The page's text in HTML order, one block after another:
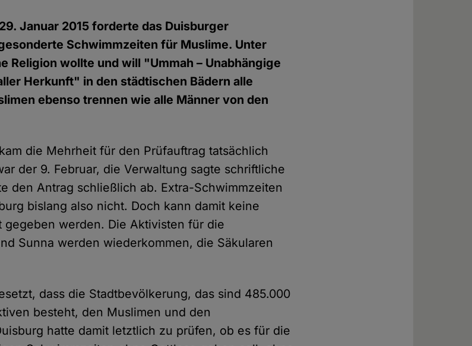
Januar 2015 forderte das Duisburger
Schwimmzeiten für Muslime. Unter
Religion wollte und will "Ummah – Unabhängige
Herkunft" in den städtischen Bädern alle
ebenso trennen wie alle Männer von den
die Mehrheit für den Prüfauftrag tatsächlich
der 9. Februar, die Verwaltung sagte schriftliche
den Antrag schließlich ab. Extra-Schwimmzeiten
bislang also nicht. Doch kann damit keine
gegeben werden. Die Aktivisten für die
Sunna werden wiederkommen, die Säkularen
dass die Stadtbevölkerung, das sind 485.000
besteht, den Muslimen und den
hatte damit letztlich zu prüfen, ob es für die